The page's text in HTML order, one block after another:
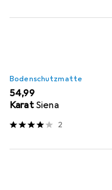
Bodenschutzmatte
EUR
54,99
Karat Siena
2